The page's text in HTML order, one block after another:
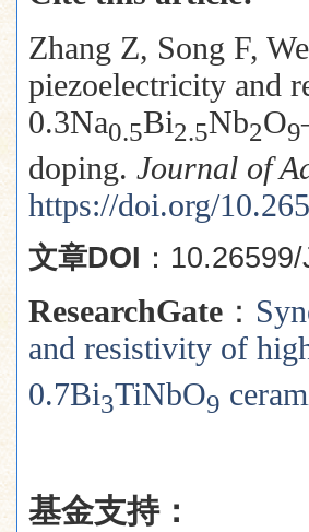
Zhang Z, Song F,
piezoelectricity and
0.3Na0.5Bi2.5Nb2O9
doping. Journal of
https://doi.org/
文章DOI ：
ResearchGate ：
and resistivity of
0.7Bi3TiNbO9
基金支持：